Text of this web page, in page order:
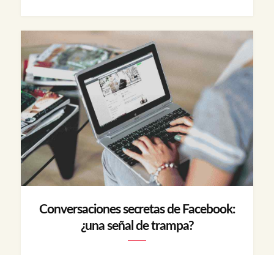
Conversaciones secretas de Facebook:
¿una señal de trampa?